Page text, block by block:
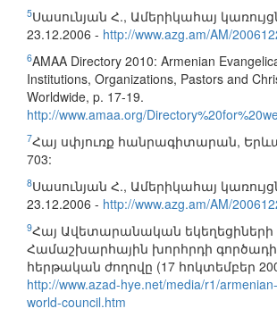
5Սասունյան Հ., Ամերիկահայ
23.12.2006 - http://www.azg.am/AM/
6AMAA Directory 2010: Armenian
Institutions, Organizations, Pastors and
Worldwide, p. 17-19.
http://www.amaa.org/
7Հայ սփյուռք հանրագիտարան,
703:
8Սասունյան Հ., Ամերիկահայ
23.12.2006 - http://www.azg.am/AM/
9Հայ Ավետարանական եկեղեցիների
Համաշխարհային խորհրդի
հերթական ժողովը (17 հոկտեմբեր
http://www.azad-hye.net/media/r1/
world-council.htm